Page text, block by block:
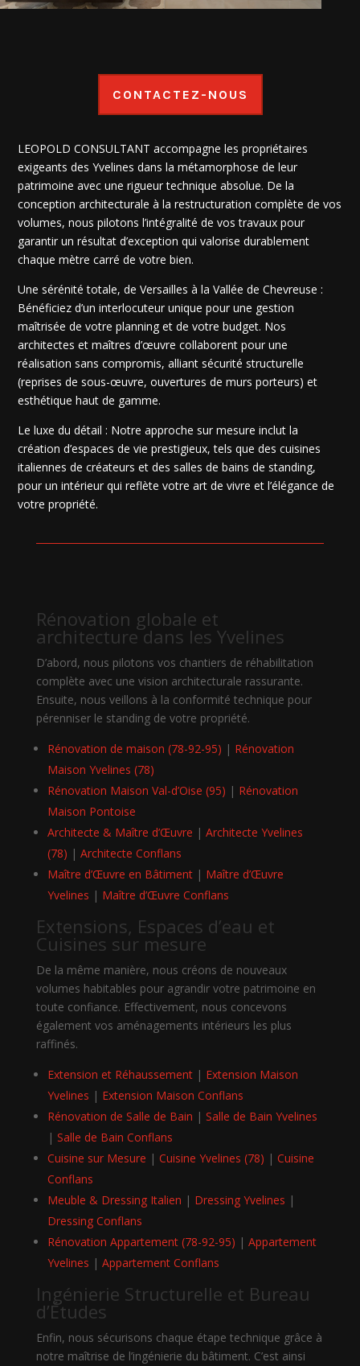
CONTACTEZ-NOUS
LEOPOLD CONSULTANT accompagne les propriétaires
exigeants des Yvelines dans la métamorphose de leur
patrimoine avec une rigueur technique absolue. De la
conception architecturale à la restructuration complète de vos
volumes, nous pilotons l’intégralité de vos travaux pour
garantir un résultat d’exception qui valorise durablement
chaque mètre carré de votre bien.
Une sérénité totale, de Versailles à la Vallée de Chevreuse :
Bénéficiez d’un interlocuteur unique pour une gestion
maîtrisée de votre planning et de votre budget. Nos
architectes et maîtres d’œuvre collaborent pour une
réalisation sans compromis, alliant sécurité structurelle
(reprises de sous-œuvre, ouvertures de murs porteurs) et
esthétique haut de gamme.
Le luxe du détail : Notre approche sur mesure inclut la
création d’espaces de vie prestigieux, tels que des cuisines
italiennes de créateurs et des salles de bains de standing,
pour un intérieur qui reflète votre art de vivre et l’élégance de
votre propriété.
Rénovation globale et
architecture dans les Yvelines
D’abord, nous pilotons vos chantiers de réhabilitation
complète avec une vision architecturale rassurante.
Ensuite, nous veillons à la conformité technique pour
pérenniser le standing de votre propriété.
Rénovation de maison (78-92-95) | Rénovation
Maison Yvelines (78)
Rénovation Maison Val-d’Oise (95) | Rénovation
Maison Pontoise
Architecte & Maître d’Œuvre | Architecte Yvelines
(78) | Architecte Conflans
Maître d’Œuvre en Bâtiment| Maître d’Œuvre
Yvelines | Maître d’Œuvre Conflans
Extensions, Espaces d’eau et
Cuisines sur mesure
De la même manière, nous créons de nouveaux
volumes habitables pour agrandir votre patrimoine en
toute confiance. Effectivement, nous concevons
également vos aménagements intérieurs les plus
raffinés.
Extension et Réhaussement| Extension Maison
Yvelines | Extension Maison Conflans
Rénovation de Salle de Bain | Salle de Bain Yvelines
| Salle de Bain Conflans
Cuisine sur Mesure | Cuisine Yvelines (78) | Cuisine
Conflans
Meuble & Dressing Italien | Dressing Yvelines |
Dressing Conflans
Rénovation Appartement (78-92-95) | Appartement
Yvelines | Appartement Conflans
Ingénierie Structurelle et Bureau
d’Études
Enfin, nous sécurisons chaque étape technique grâce à
notre maîtrise de l’ingénierie du bâtiment. C’est ainsi